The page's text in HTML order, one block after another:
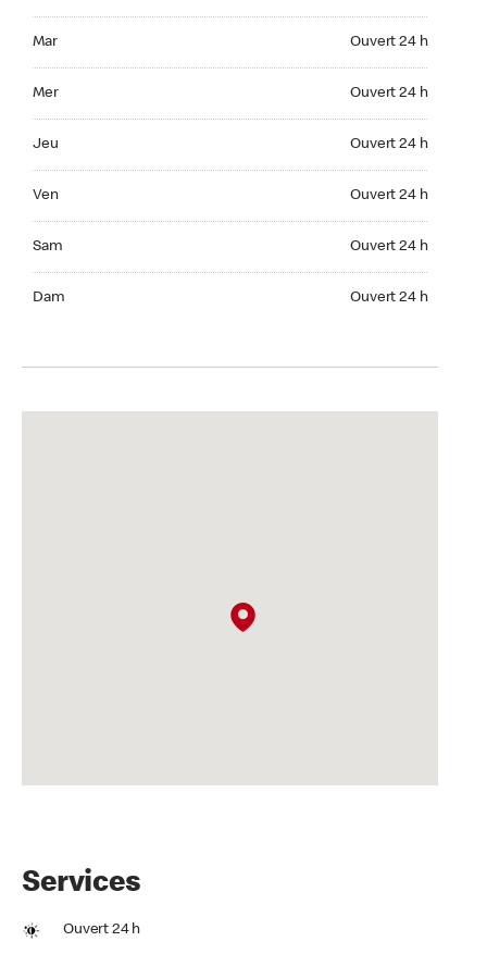
Mar Ouvert 24 h
Mer Ouvert 24 h
Jeu Ouvert 24 h
Ven Ouvert 24 h
Sam Ouvert 24 h
Dam Ouvert 24 h
Services
Ouvert 24 h